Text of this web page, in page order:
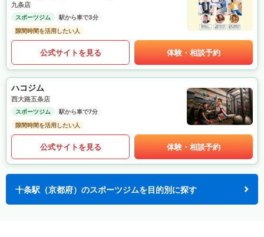
九条店
スポーツジム
駅から車で3分
隙間時間を活用したい人
公式サイトを見る 体験・相談予約
ハコジム
西大路五条店
スポーツジム
駅から車で7分
隙間時間を活用したい人
公式サイトを見る 体験・相談予約
十条駅（京都府）のスポーツジムを目的別に探す